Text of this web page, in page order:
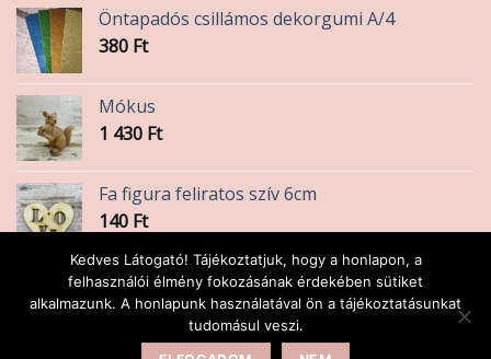
Öntapadós csillámos dekorgumi A/4
380 Ft
Mókus
1 430 Ft
Fa figura feliratos szív 6cm
140 Ft
Ásvány karkötő / Prehnit
1 200Ft
Kedves Látogató! Tájékoztatjuk, hogy a honlapon, a
felhasználói élmény fokozásának érdekében sütiket
alkalmazunk. A honlapunk használatával ön a tájékoztatásunkat
tudomásul veszi.